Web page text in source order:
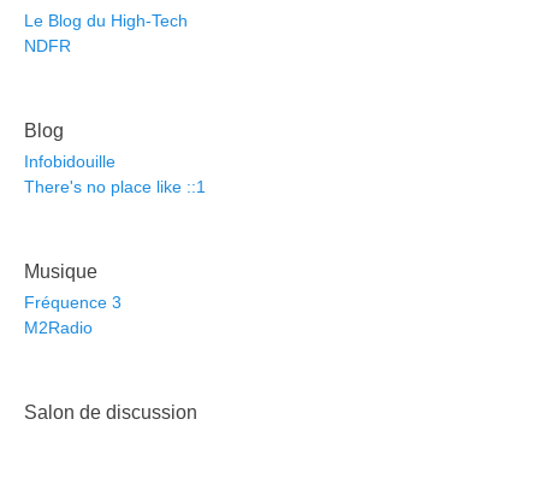
Le Blog du High-Tech
NDFR
Blog
Infobidouille
There's no place like ::1
Musique
Fréquence 3
M2Radio
Salon de discussion